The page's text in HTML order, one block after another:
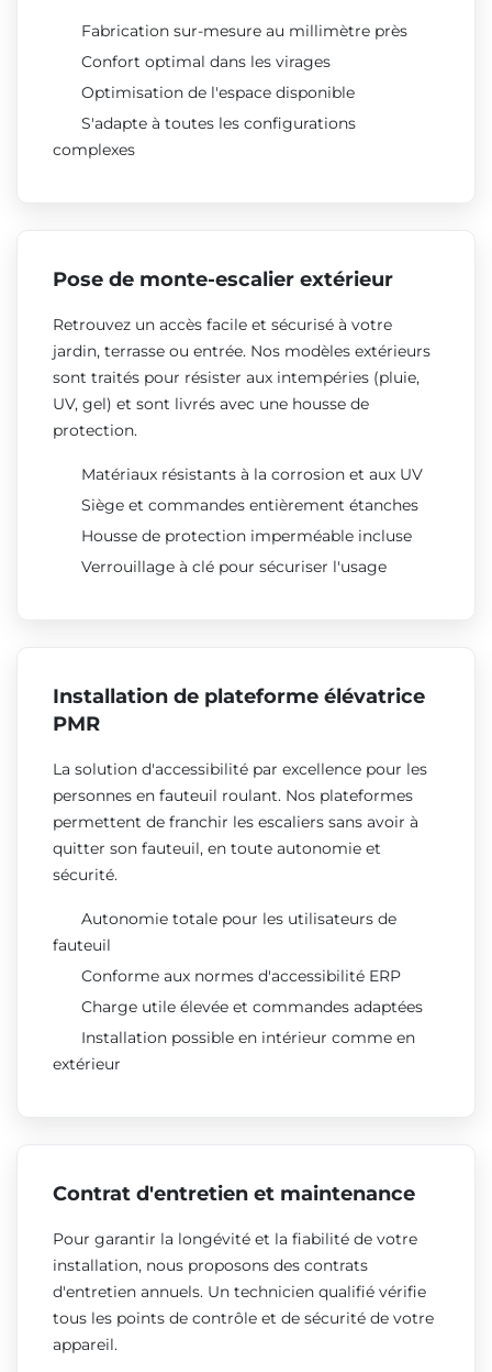
Fabrication sur-mesure au millimètre près
Confort optimal dans les virages
Optimisation de l'espace disponible
S'adapte à toutes les configurations
complexes
Pose de monte-escalier extérieur
Retrouvez un accès facile et sécurisé à votre
jardin, terrasse ou entrée. Nos modèles extérieurs
sont traités pour résister aux intempéries (pluie,
UV, gel) et sont livrés avec une housse de
protection.
Matériaux résistants à la corrosion et aux UV
Siège et commandes entièrement étanches
Housse de protection imperméable incluse
Verrouillage à clé pour sécuriser l'usage
Installation de plateforme élévatrice
PMR
La solution d'accessibilité par excellence pour les
personnes en fauteuil roulant. Nos plateformes
permettent de franchir les escaliers sans avoir à
quitter son fauteuil, en toute autonomie et
sécurité.
Autonomie totale pour les utilisateurs de
fauteuil
Conforme aux normes d'accessibilité ERP
Charge utile élevée et commandes adaptées
Installation possible en intérieur comme en
extérieur
Contrat d'entretien et maintenance
Pour garantir la longévité et la fiabilité de votre
installation, nous proposons des contrats
d'entretien annuels. Un technicien qualifié vérifie
tous les points de contrôle et de sécurité de votre
appareil.